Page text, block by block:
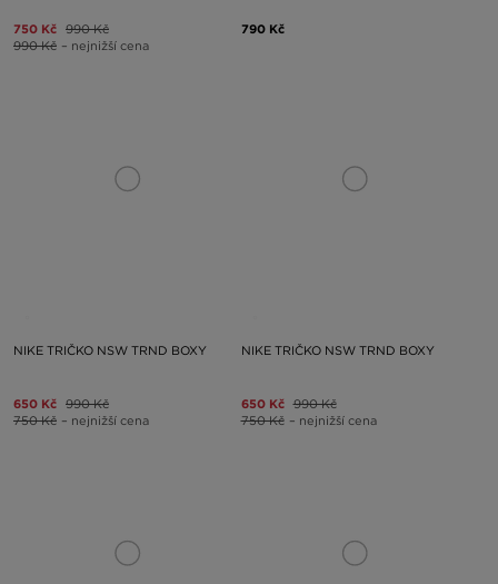
750 Kč 990 Kč
990 Kč – nejnižší cena
790 Kč
NIKE TRIČKO NSW TRND BOXY
650 Kč 990 Kč
750 Kč – nejnižší cena
NIKE TRIČKO NSW TRND BOXY
650 Kč 990 Kč
750 Kč – nejnižší cena